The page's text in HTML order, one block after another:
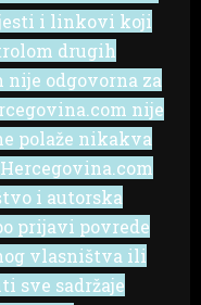
i linkovi koji
drugih
nije odgovorna za
nije
polaže nikakva
i autorska
prijavi povrede
vlasništva ili
sve sadržaje